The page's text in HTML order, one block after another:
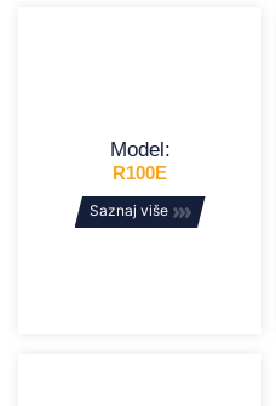
Model:
R100E
Saznaj više